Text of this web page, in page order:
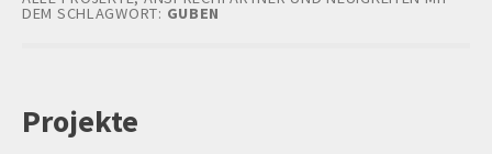
DEM SCHLAGWORT: GUBEN
Projekte